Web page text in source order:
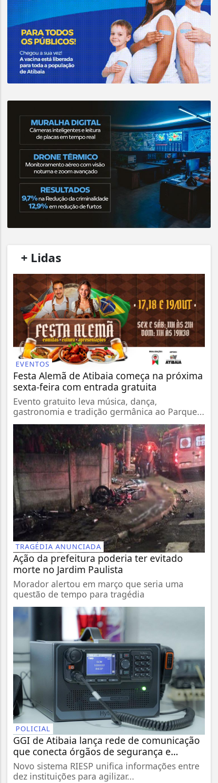
+ Lidas
EVENTOS
Festa Alemã de Atibaia começa na próxima
sexta-feira com entrada gratuita
Evento gratuito leva música, dança,
gastronomia e tradição germânica ao Parque...
TRAGÉDIA ANUNCIADA
Ação da prefeitura poderia ter evitado
morte no Jardim Paulista
Morador alertou em março que seria uma
questão de tempo para tragédia
POLICIAL
GGI de Atibaia lança rede de comunicação
que conecta órgãos de segurança e...
Novo sistema RIESP unifica informações entre
dez instituições para agilizar...